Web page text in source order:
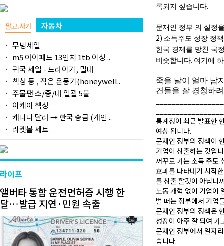
팔고.사기
자동차
무빙세일
m5 아이패드 13인치 1tb 이상 ..
귀국 세일 - 드라이기, 밀대
책상 등 , 작은 온풍기(honeywell..
주물팬 소/중/대 일괄 5불
이케아 책상
캐나다 달러 → 한국 송금 (개인 ..
라켓볼 세트
라이프
앨버타 통합 운전면허증 시행 한
달…발급 지연·민원 속출
록되지
싶습니다.
문재인 정부 의 실정
2) 소득주도 성장 정
한국 경제를 망친 국
비슷합니다. 여기에
죽을 날이 얼마 남
견들을 잘 경청하
통계청이 최근 발표한
예상 됩니다.
문재인 정부의 정책이
기업이 창출하는 것입
꺼꾸로 가는 소득 주도
효과를 나타내기 시작
를 창출 할것이 아닙니
노동 개혁 없이 기업이
벌 떠는 정부에서 기업
문재인 정부의 정책은
성장이 아주 잘 되여
문재인 정부에서 일자
습니다.